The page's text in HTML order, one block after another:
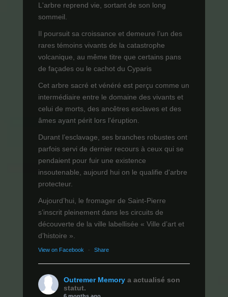
L'arbre reprend vie, sortant de son long
sommeil.
Il poursuit sa croissance et demeure l’un des
rares témoins vivants de la catastrophe
volcanique, au même titre que certains pans
de façades ou le cachot du Cyparis
Cet arbre sacré et vénéré est perçu comme un
intermédiaire entre le domaine des vivants et
celui de morts, des ancêtres esclaves et des
âmes ayant périt lors l'éruption.
Durant l’esclavage, ses branches robustes ont
parfois servi de dernier recours à ceux qui se
pendaient pour fuir une existence
insoutenable, aujourd hui on le qualifie d'arbre
protecteur.
Aujourd’hui, le fromager de Saint-Pierre
s’inscrit pleinement dans les circuits de
découverte de la ville labellisée « Ville d’art et
d’histoire ».
View on Facebook · Share
Outremer Memory a actualisé son
statut.